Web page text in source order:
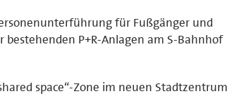
für Fußgänger und
bestehenden P+R-Anlagen am S-Bahnhof
space“-Zone im neuen Stadtzentrum